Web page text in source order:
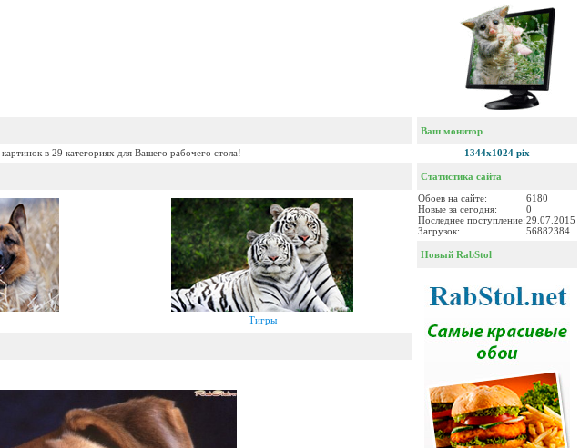
в 29 категориях для Вашего рабочего стола!
Тигры
Ваш монитор
1344x1024 pix
Статистика сайта
Обоев на сайте:
6180
Новые за сегодня:
0
Последнее поступление:29.07.2015
Загрузок:
56882384
Новый RabStol